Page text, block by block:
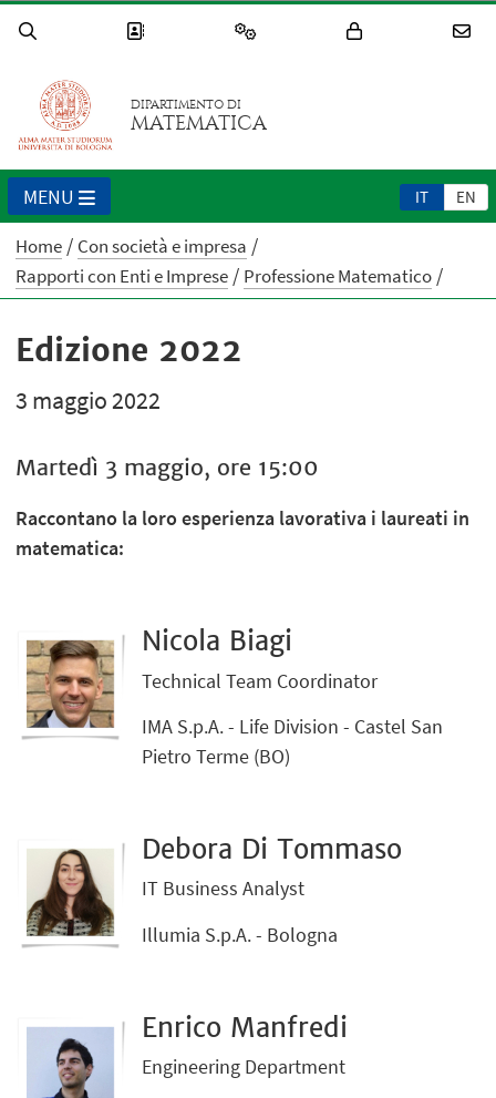
DIPARTIMENTO DI
MATEMATICA
IT EN
MENU
Home
Con società e impresa
Rapporti con Enti e Imprese
Professione Matematico
Edizione 2022
3 maggio 2022
Martedì 3 maggio, ore 15:00
Raccontano la loro esperienza lavorativa i laureati in
matematica:
Nicola Biagi
Technical Team Coordinator
IMA S.p.A. - Life Division - Castel San
Pietro Terme (BO)
Debora Di Tommaso
IT Business Analyst
Illumia S.p.A. - Bologna
Enrico Manfredi
Engineering Department